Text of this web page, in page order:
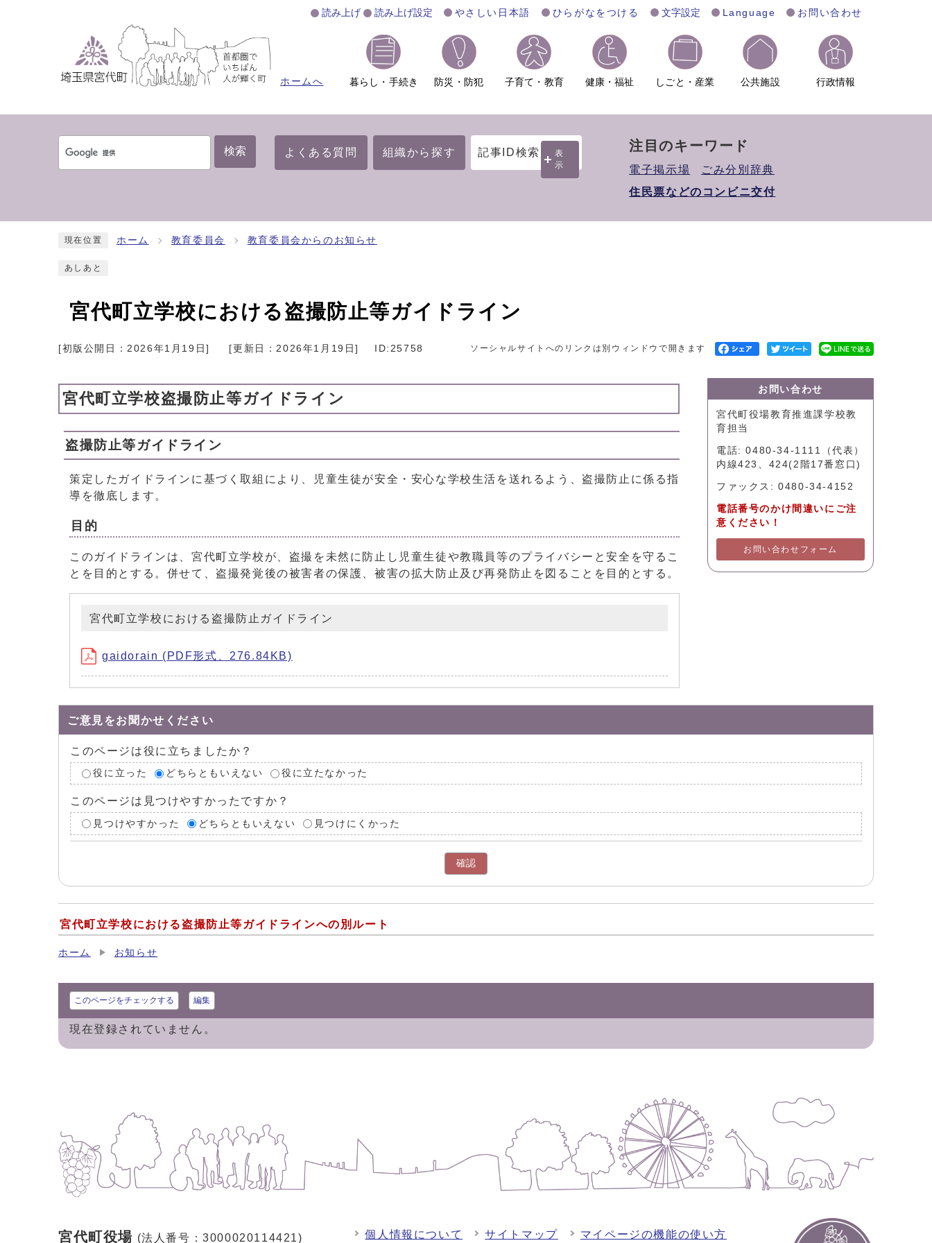
読み上げ 読み上げ設定 やさしい日本語 ひらがなをつける 文字設定 Language お問い合わせ
ホームへ 暮らし・手続き 防災・防犯 子育て・教育 健康・福祉 しごと・産業 公共施設 行政情報
検索 よくある質問 組織から探す 記事ID検索
表
示
注目のキーワード
電子掲示場
ごみ分別辞典
住民票などのコンビニ交付
現在位置 ホーム 教育委員会 教育委員会からのお知らせ
あしあと
宮代町立学校における盗撮防止等ガイドライン
[初版公開日：2026年1月19日] [更新日：2026年1月19日] ID:25758 ソーシャルサイトへのリンクは別ウィンドウで開きます
宮代町立学校盗撮防止等ガイドライン
盗撮防止等ガイドライン
策定したガイドラインに基づく取組により、児童生徒が安全・安心な学校生活を送れるよう、盗撮防止に係る指
導を徹底します。
目的
このガイドラインは、宮代町立学校が、盗撮を未然に防止し児童生徒や教職員等のプライバシーと安全を守るこ
とを目的とする。併せて、盗撮発覚後の被害者の保護、被害の拡大防止及び再発防止を図ることを目的とする。
宮代町立学校における盗撮防止ガイドライン
gaidorain (PDF形式、276.84KB)
お問い合わせ
宮代町役場教育推進課学校教
育担当
電話: 0480-34-1111（代表）
内線423、424(2階17番窓口)
ファックス: 0480-34-4152
電話番号のかけ間違いにご注
意ください！
お問い合わせフォーム
ご意見をお聞かせください
このページは役に立ちましたか？
役に立った どちらともいえない 役に立たなかった
このページは見つけやすかったですか？
見つけやすかった どちらともいえない 見つけにくかった
確認
宮代町立学校における盗撮防止等ガイドラインへの別ルート
ホーム お知らせ
このページをチェックする 編集
現在登録されていません。
宮代町役場 (法人番号：3000020114421) 個人情報について サイトマップ マイページの機能の使い方